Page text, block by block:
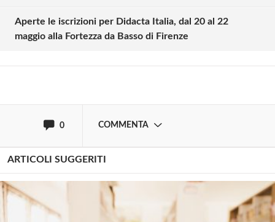
Aperte le iscrizioni per Didacta Italia, dal 20 al 22
maggio alla Fortezza da Basso di Firenze
0 COMMENTA
Effettua il Login o Registrati
ARTICOLI SUGGERITI